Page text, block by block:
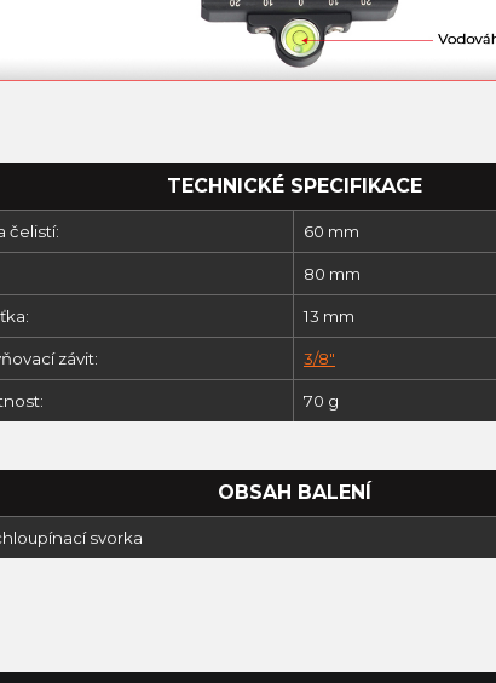
TECHNICKÉ SPECIFIKACE
čelistí: 60 mm
80 mm
13 mm
závit: 3/8"
70 g
OBSAH BALENÍ
svorka